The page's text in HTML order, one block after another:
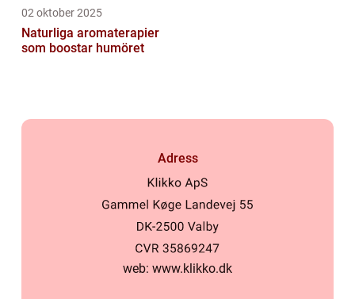
02 oktober 2025
Naturliga aromaterapier
som boostar humöret
Adress
web: www.klikko.dk